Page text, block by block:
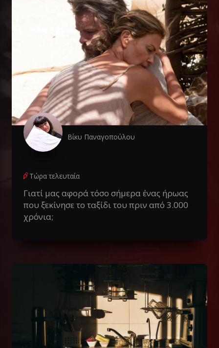
Βίκυ Παναγοπούλου
Τώρα τελευταία
Γιατί μας αφορά τόσο σήμερα ένας ήρωας
που ξεκίνησε το ταξίδι του πριν από 3.000
χρόνια;